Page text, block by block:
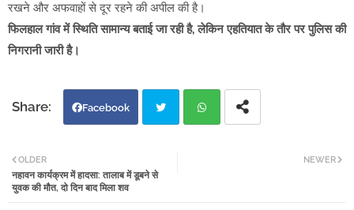
रखने और अफवाहों से दूर रहने की अपील की है।
फिलहाल गांव में स्थिति सामान्य बताई जा रही है, लेकिन एहतियात के तौर पर पुलिस की
निगरानी जारी है।
Facebook
tter
NEWER
OLDER
नहावन कार्यक्रम में हादसा: तालाब में डूबने से
युवक की मौत, दो दिन बाद मिला शव